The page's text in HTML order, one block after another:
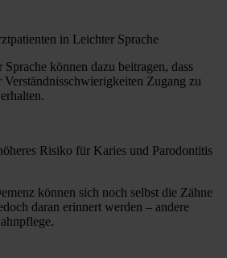
in Leichter Sprache
können dazu beitragen, dass
Verständnisschwierigkeiten Zugang zu
Risiko für Karies und Parodontitis
können sich noch selbst die Zähne
daran erinnert werden – andere